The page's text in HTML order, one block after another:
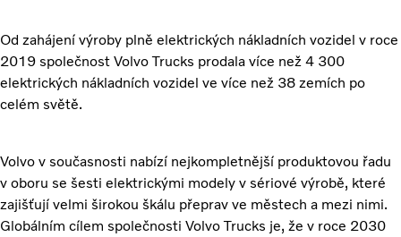
Od zahájení výroby plně elektrických nákladních vozidel v roce
2019 společnost Volvo Trucks prodala více než 4 300
elektrických nákladních vozidel ve více než 38 zemích po
celém světě.
Volvo v současnosti nabízí nejkompletnější produktovou řadu
v oboru se šesti elektrickými modely v sériové výrobě, které
zajišťují velmi širokou škálu přeprav ve městech a mezi nimi.
Globálním cílem společnosti Volvo Trucks je, že v roce 2030